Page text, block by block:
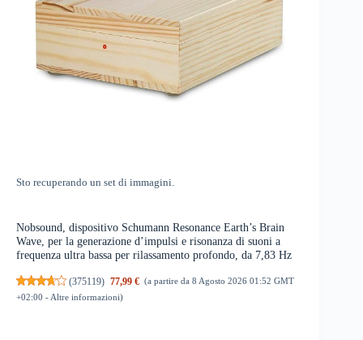
Sto recuperando un set di immagini.
Nobsound, dispositivo Schumann Resonance Earth’s Brain
Wave, per la generazione d’impulsi e risonanza di suoni a
frequenza ultra bassa per rilassamento profondo, da 7,83 Hz
(375119) 77,99 € (a partire da 8 Agosto 2026 01:52 GMT
+02:00 - Altre informazioni)